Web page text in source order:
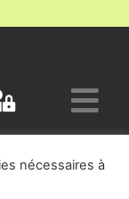
nécessaires à